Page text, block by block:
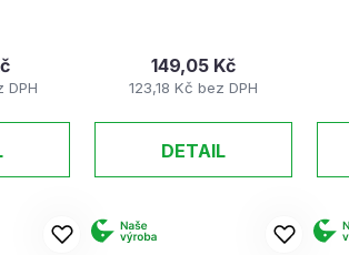
DPH 123,18 Kč bez DPH
149,05 Kč
DETAIL